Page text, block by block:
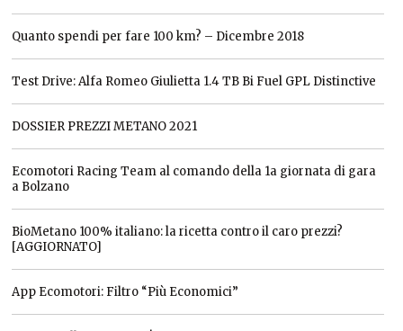
Quanto spendi per fare 100 km? – Dicembre 2018
Test Drive: Alfa Romeo Giulietta 1.4 TB Bi Fuel GPL Distinctive
DOSSIER PREZZI METANO 2021
Ecomotori Racing Team al comando della 1a giornata di gara
a Bolzano
BioMetano 100% italiano: la ricetta contro il caro prezzi?
[AGGIORNATO]
App Ecomotori: Filtro “Più Economici”